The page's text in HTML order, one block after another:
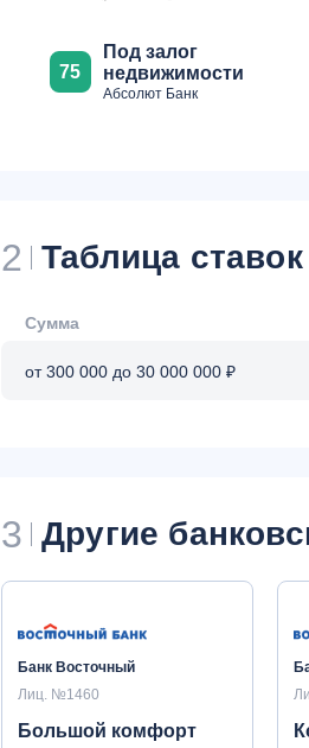
75
Под залог
недвижимости
Абсолют Банк
2 Таблица ставок
Сумма
от 300 000 до 30 000 000 ₽
3 Другие
Банк Восточный
Лиц. №1460
Большой комфорт